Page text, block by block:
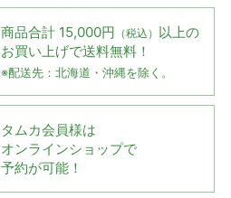
商品合計 15,000円 （税込） 以上の
お買い上げで送料無料！
※配送先：北海道・沖縄を除く。
タムカ会員様は
オンラインショップで
予約が可能！